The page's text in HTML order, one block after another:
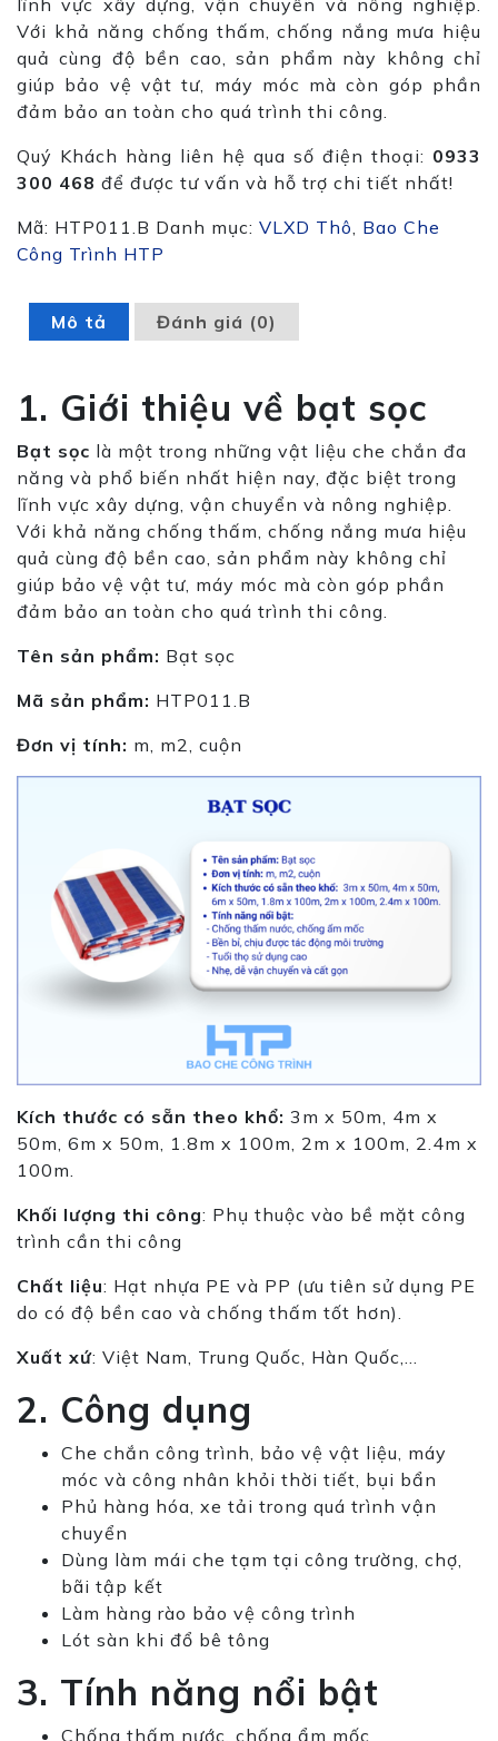
Với khả năng chống thấm, chống nắng mưa hiệu
quả cùng độ bền cao, sản phẩm này không chỉ
giúp bảo vệ vật tư, máy móc mà còn góp phần
đảm bảo an toàn cho quá trình thi công.
Quý Khách hàng liên hệ qua số điện thoại: 0933
300 468 để được tư vấn và hỗ trợ chi tiết nhất!
Mã: HTP011.B Danh mục: VLXD Thô Bao Che
Công Trình HTP
Mô tả Đánh giá (0)
1. Giới thiệu về bạt sọc
Bạt sọc là một trong những vật liệu che chắn đa
năng và phổ biến nhất hiện nay, đặc biệt trong
lĩnh vực xây dựng, vận chuyển và nông nghiệp.
Với khả năng chống thấm, chống nắng mưa hiệu
quả cùng độ bền cao, sản phẩm này không chỉ
giúp bảo vệ vật tư, máy móc mà còn góp phần
đảm bảo an toàn cho quá trình thi công.
Tên sản phẩm: Bạt sọc
Mã sản phẩm: HTP011.B
Đơn vị tính: m, m2, cuộn
Kích thước có sẵn theo khổ: 3m x 50m, 4m x
50m, 6m x 50m, 1.8m x 100m, 2m x 100m, 2.4m x
100m.
Khối lượng thi công: Phụ thuộc vào bề mặt công
trình cần thi công
Chất liệu: Hạt nhựa PE và PP (ưu tiên sử dụng PE
do có độ bền cao và chống thấm tốt hơn).
Xuất xứ: Việt Nam, Trung Quốc, Hàn Quốc,…
2. Công dụng
Che chắn công trình, bảo vệ vật liệu, máy
móc và công nhân khỏi thời tiết, bụi bẩn
Phủ hàng hóa, xe tải trong quá trình vận
chuyển
Dùng làm mái che tạm tại công trường, chợ,
bãi tập kết
Làm hàng rào bảo vệ công trình
Lót sàn khi đổ bê tông
3. Tính năng nổi bật
Chống thấm nước, chống ẩm mốc